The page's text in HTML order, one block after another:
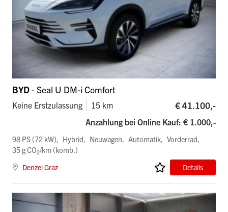
BYD- Seal U DM-i Comfort
Keine Erstzulassung 15 km € 41.100,-
Anzahlung bei Online Kauf: € 1.000,-
98 PS (72 kW) Hybrid Neuwagen Automatik
Vorderrad
35 g CO2/km (komb.)
Denzel Graz
Details